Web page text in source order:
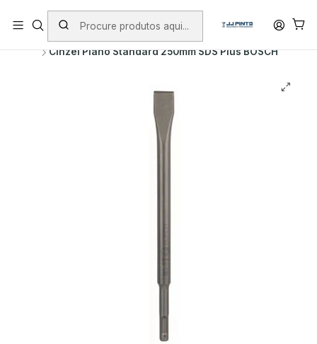
PORTES INCLUÍDOS EM ENCOMENDAS +75€ (excepto ilhas)
PRODUTOS ACESSÓRIOS
PONTEIROS E CINZÉIS
Cinzel Plano Standard 250mm SDS Plus BOSCH